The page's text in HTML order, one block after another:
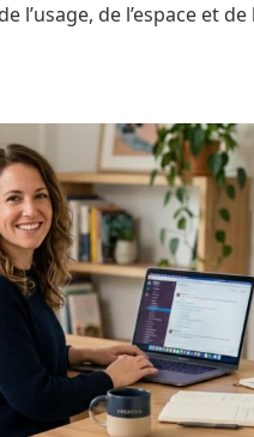
l’usage, de l’espace et